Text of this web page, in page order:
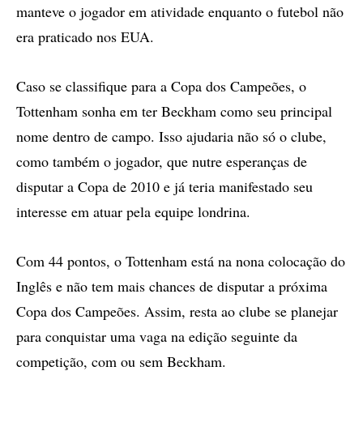
manteve o jogador em atividade enquanto o futebol não
era praticado nos EUA.
Caso se classifique para a Copa dos Campeões, o
Tottenham sonha em ter Beckham como seu principal
nome dentro de campo. Isso ajudaria não só o clube,
como também o jogador, que nutre esperanças de
disputar a Copa de 2010 e já teria manifestado seu
interesse em atuar pela equipe londrina.
Com 44 pontos, o Tottenham está na nona colocação do
Inglês e não tem mais chances de disputar a próxima
Copa dos Campeões. Assim, resta ao clube se planejar
para conquistar uma vaga na edição seguinte da
competição, com ou sem Beckham.